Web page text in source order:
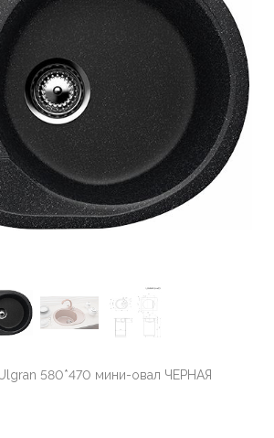
580*470 мини-овал ЧЕРНАЯ